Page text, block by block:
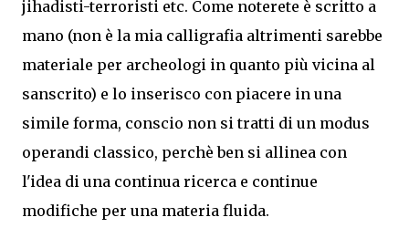
jihadisti-terroristi etc. Come noterete è scritto a
mano (non è la mia calligrafia altrimenti sarebbe
materiale per archeologi in quanto più vicina al
sanscrito) e lo inserisco con piacere in una
simile forma, conscio non si tratti di un modus
operandi classico, perchè ben si allinea con
l'idea di una continua ricerca e continue
modifiche per una materia fluida.